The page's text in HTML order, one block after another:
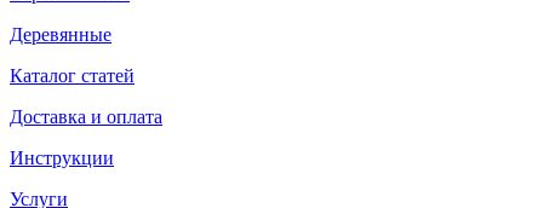
Деревянные
Каталог статей
Доставка и оплата
Инструкции
Услуги